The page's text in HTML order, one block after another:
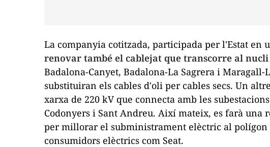
La companyia cotitzada, participada per l'Estat en
renovar també el cablejat que transcorre al
Badalona-Canyet, Badalona-La Sagrera i Maragall-
substituiran els cables d'oli per cables secs. Un
xarxa de 220 kV que connecta amb les
Codonyers i Sant Andreu. Així mateix, es farà una
per millorar el subministrament elèctric al polígon
consumidors elèctrics com Seat.